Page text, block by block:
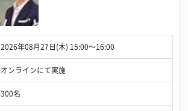
2026年08月27日(木) 15:00〜16:00
オンラインにて実施
300名